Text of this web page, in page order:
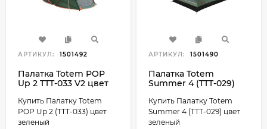
АРТИКУЛ: 1501492
Палатка Totem POP
Up 2 TTT-033 V2 цвет
Купить Палатку Totem
POP Up 2 (TTT-033) цвет
зеленый
АРТИКУЛ: 1501490
Палатка Totem
Summer 4 (TTT-029)
Купить Палатку Totem
Summer 4 (TTT-029) цвет
зеленый